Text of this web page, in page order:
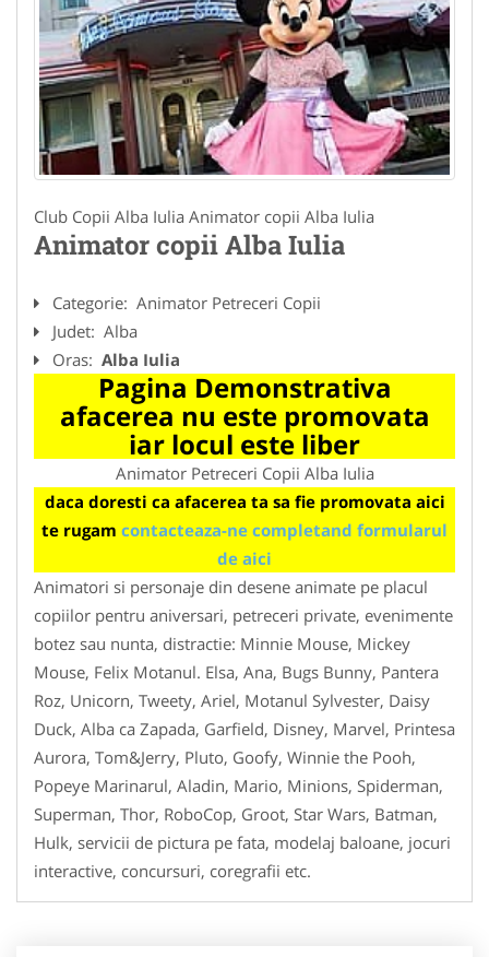
Club Copii Alba Iulia Animator copii Alba Iulia
Animator copii Alba Iulia
Categorie: Animator Petreceri Copii
Judet: Alba
Oras: Alba Iulia
Pagina Demonstrativa
afacerea nu este promovata
iar locul este liber
Animator Petreceri Copii Alba Iulia
daca doresti ca afacerea ta sa fie promovata aici
te rugam contacteaza-ne completand formularul
de aici
Animatori si personaje din desene animate pe placul
copiilor pentru aniversari, petreceri private, evenimente
botez sau nunta, distractie: Minnie Mouse, Mickey
Mouse, Felix Motanul. Elsa, Ana, Bugs Bunny, Pantera
Roz, Unicorn, Tweety, Ariel, Motanul Sylvester, Daisy
Duck, Alba ca Zapada, Garfield, Disney, Marvel, Printesa
Aurora, Tom&Jerry, Pluto, Goofy, Winnie the Pooh,
Popeye Marinarul, Aladin, Mario, Minions, Spiderman,
Superman, Thor, RoboCop, Groot, Star Wars, Batman,
Hulk, servicii de pictura pe fata, modelaj baloane, jocuri
interactive, concursuri, coregrafii etc.